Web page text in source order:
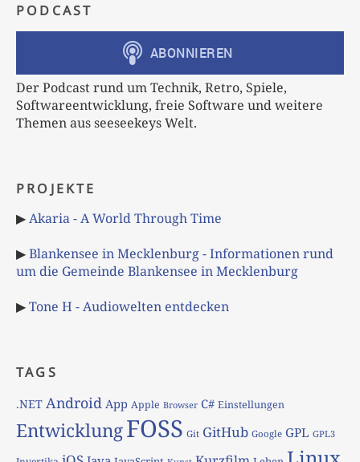
PODCAST
Der Podcast rund um Technik, Retro, Spiele,
Softwareentwicklung, freie Software und weitere
Themen aus seeseekeys Welt.
PROJEKTE
▶Akaria - A World Through Time
▶Blankensee in Mecklenburg - Informationen rund
um die Gemeinde Blankensee in Mecklenburg
▶Tone H - Audiowelten entdecken
TAGS
.NET Android App Apple Browser C# Einstellungen
EntwicklungFOSS Git GitHub Google GPL GPL3